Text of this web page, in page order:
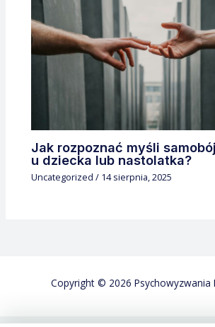
Jak rozpoznać myśli
u dziecka lub nastolatka?
Uncategorized / 14 sierpnia, 2025
Copyright © 2026 Psychowyzwania